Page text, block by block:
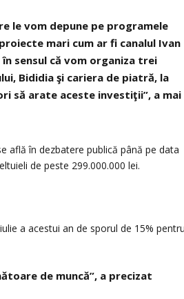
le vom depune pe programele
mari cum ar fi canalul Ivan
sensul că vom organiza trei
Bididia şi cariera de piatră, la
să arate aceste investiţii”, a mai
află în dezbatere publică până pe data
de peste 299.000.000 lei.
a acestui an de sporul de 15%
de muncă”, a precizat